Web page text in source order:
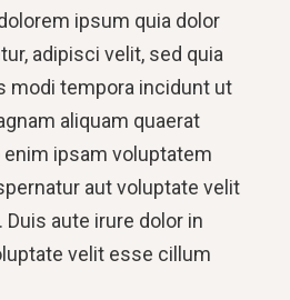
ipsum quia dolor
adipisci velit, sed quia
modi tempora incidunt ut
aliquam quaerat
ipsam voluptatem
aut voluptate velit
aute irure dolor in
velit esse cillum